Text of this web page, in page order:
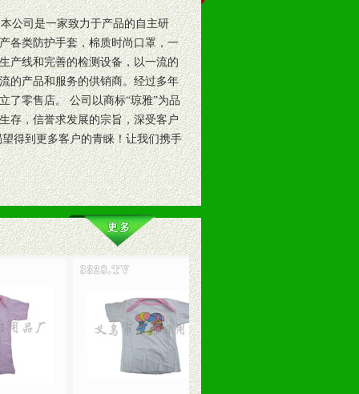
公司是一家致力于产品的自主研
各类防护手套，棉质时尚口罩，一
产线和完善的检测设备，以一流的
的产品和服务的供销商。经过多年
了零售店。 公司以商标“琼雅”为品
存，信誉求发展的宗旨，深受客户
得到更多客户的青睐！让我们携手